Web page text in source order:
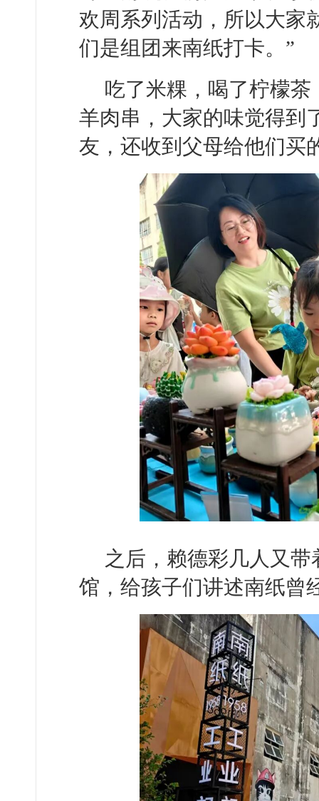
欢周系列活动，所以大家
们是组团来南纸打卡。”
吃了米粿，喝了柠檬
羊肉串，大家的味觉得到
友，还收到父母给他们
之后，赖德彩几人又
馆，给孩子们讲述南纸曾